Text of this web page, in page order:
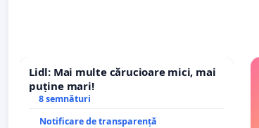
Lidl: Mai multe cărucioare mici, mai
puține mari!
8 semnături
Notificare de transparență